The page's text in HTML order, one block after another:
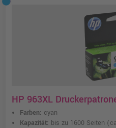
HP 963XL
Farben: cyan
Kapazität: bis zu 1600 Seiten